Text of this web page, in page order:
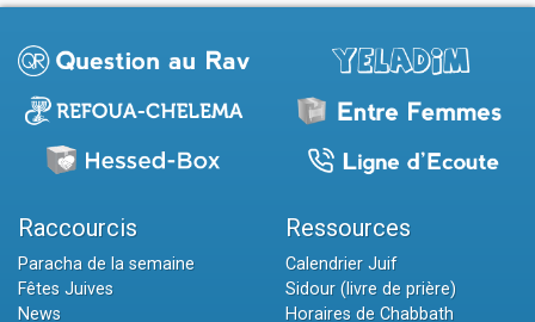
Raccourcis
Paracha de la semaine
Fêtes Juives
News
Ressources
Calendrier Juif
Sidour (livre de prière)
Horaires de Chabbath